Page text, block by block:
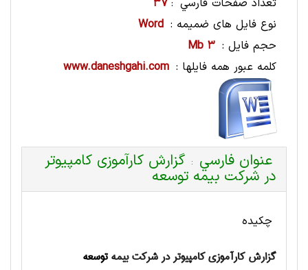
تعداد صفحات فارسي :
37
نوع فایل های ضمیمه : Word
حجم فایل : 3 Mb
کلمه عبور همه فایلها : www.daneshgahi.com
عنوان فارسي : گزارش کارآموزی کامپیوتر
در شرکت بیمه توسعه
چکیده
گزارش کارآموزی کامپیوتر در شرکت بیمهتوسعه